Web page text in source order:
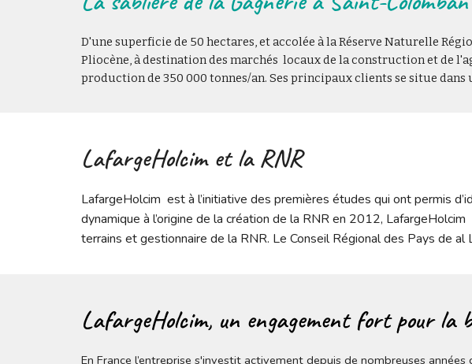
D'une superficie de 50 hectares, et accolée à la Réserve Naturelle
Pliocène, à destination des marchés  locaux de la construction et de
production de 350 000 tonnes/an. Ses principaux clients se situe dans
LafargeHolcim et la RNR
LafargeHolcim  est à l’initiative des premières études qui ont permis
dynamique à l’origine de la création de la RNR en 2012,
terrains et gestionnaire de la RNR. Le Conseil Régional des Pays de
LafargeHolcim, un engagement fort pour la
En France l’entreprise s'investit activement depuis de nombreuses